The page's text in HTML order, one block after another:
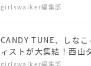
girlswalker編集部
CANDY TUNE、しな
ィストが大集結！西山
＜TGC teen 2025
girlswalker編集部